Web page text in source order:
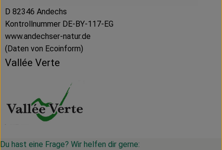
D 82346 Andechs
Kontrollnummer DE-BY-117-EG
www.andechser-natur.de
(Daten von Ecoinform)
Vallée Verte
Du hast eine Frage? Wir helfen dir gerne: